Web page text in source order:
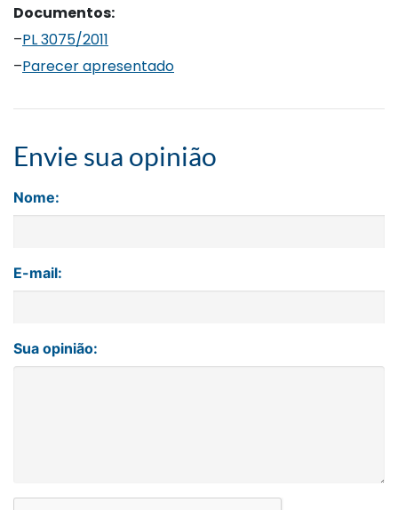
Documentos:
–PL 3075/2011
–Parecer apresentado
Envie sua opinião
Nome:
E-mail:
Sua opinião: